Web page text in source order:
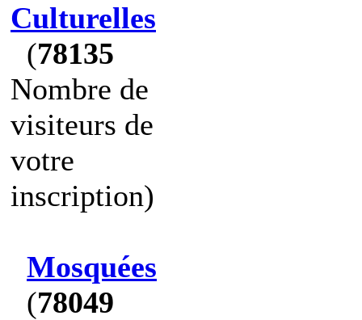
Culturelles
(78135
Nombre de
visiteurs de
votre
inscription)
Mosquées
(78049